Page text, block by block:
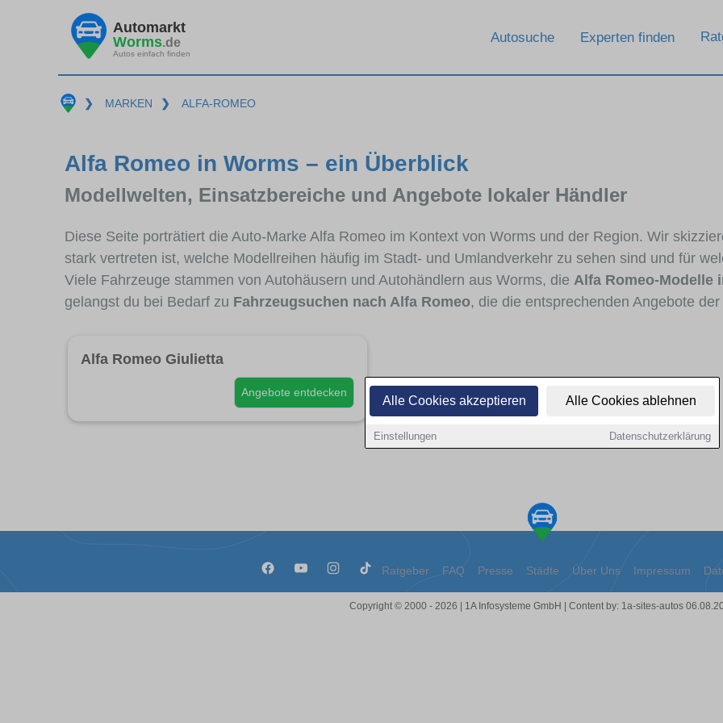
Alle Cookies akzeptieren Alle Cookies ablehnen
Einstellungen Datenschutzerklärung
Automarkt
Worms.de
Autos einfach finden
Autosuche Experten finden
❯ MARKEN ❯ ALFA-ROMEO
Alfa Romeo in Worms – ein Überblick
Modellwelten, Einsatzbereiche und Angebote lokaler Händler
Diese Seite porträtiert die Auto-Marke Alfa Romeo im Kontext von Worms und der Region. Wir
stark vertreten ist, welche Modellreihen häufig im Stadt- und Umlandverkehr zu sehen sind und für
Viele Fahrzeuge stammen von Autohäusern und Autohändlern aus Worms, die Alfa Romeo-Modelle
gelangst du bei Bedarf zu Fahrzeugsuchen nach Alfa Romeo, die die entsprechenden Angebote
Alfa Romeo Giulietta
Angebote entdecken
Ratgeber FAQ Presse Städte Über Uns Impressum
Copyright © 2000 - 2026 | 1A Infosysteme GmbH | Content by: 1a-sites-autos